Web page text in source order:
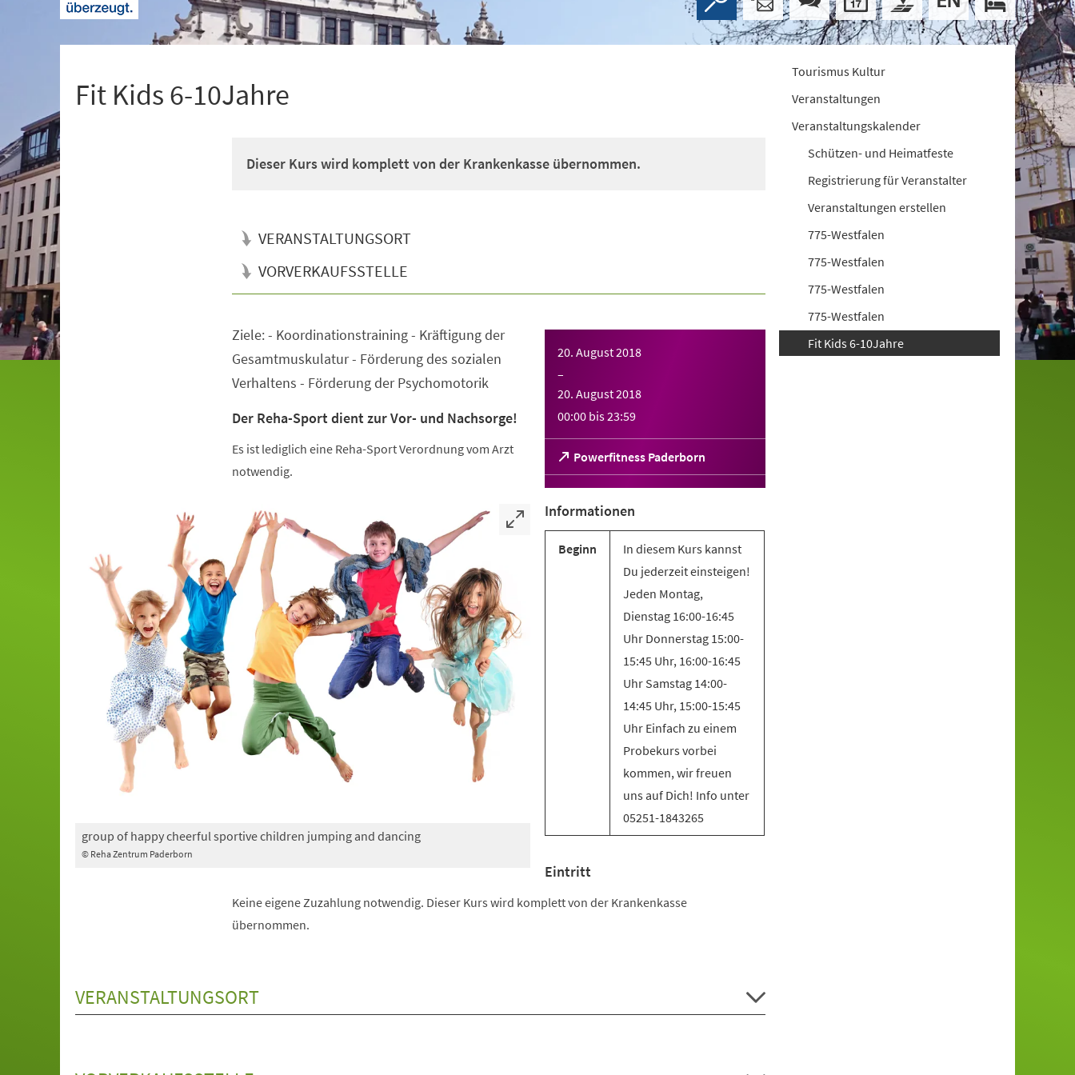
Fit Kids 6-10Jahre
Dieser Kurs wird komplett von der Krankenkasse übernommen.
VERANSTALTUNGSORT
VORVERKAUFSSTELLE
20. August 2018
–
20. August 2018
00:00 bis23:59
Powerfitness Paderborn
(Öffnet
in
einem
neuen
Tab)
Ziele: - Koordinationstraining - Kräftigung der
Gesamtmuskulatur - Förderung des sozialen
Verhaltens - Förderung der Psychomotorik
Der Reha-Sport dient zur Vor- und Nachsorge!
Es ist lediglich eine Reha-Sport Verordnung vom Arzt
notwendig.
© Reha Zentrum Paderborn
group of happy cheerful sportive children jumping and dancing
Informationen
Beginn
In diesem Kurs kannst
Du jederzeit einsteigen!
Jeden Montag,
Dienstag 16:00-16:45
Uhr Donnerstag 15:00-
15:45 Uhr, 16:00-16:45
Uhr Samstag 14:00-
14:45 Uhr, 15:00-15:45
Uhr Einfach zu einem
Probekurs vorbei
kommen, wir freuen
uns auf Dich! Info unter
05251-1843265
Eintritt
Keine eigene Zuzahlung notwendig. Dieser Kurs wird komplett von der Krankenkasse
übernommen.
VERANSTALTUNGSORT
Tourismus Kultur
Veranstaltungen
Veranstaltungskalender
Schützen- und Heimatfeste
Registrierung für Veranstalter
Veranstaltungen erstellen
775-Westfalen
775-Westfalen
775-Westfalen
775-Westfalen
Fit Kids 6-10Jahre